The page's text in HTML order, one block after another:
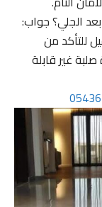
الجلي؟ جواب:
من
غير قابلة